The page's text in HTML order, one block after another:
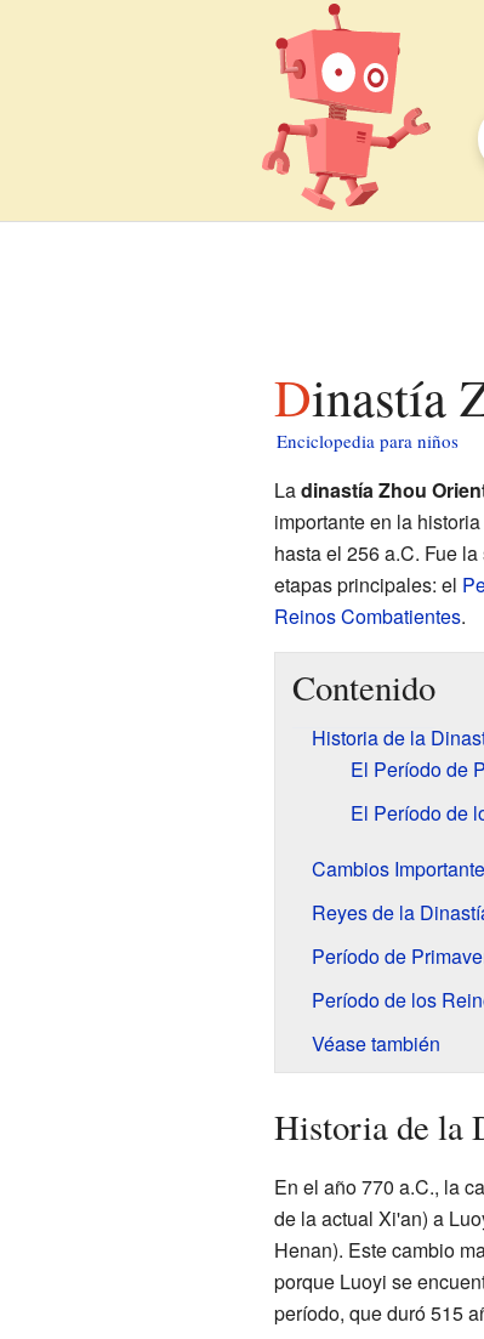
Enciclopedia para niños
Ladinastía Zhou
importante en la
hasta el 256 a.C. Fue
etapas principales: el
Reinos Combatientes.
Contenido
Historia de la
El Período de
El Período de
Cambios
Reyes de la
Período de
Período de los
Véase también
Historia de la
En el año 770 a.C., la
de la actual Xi'an) a
Henan). Este cambio
porque Luoyi se
período, que duró 515